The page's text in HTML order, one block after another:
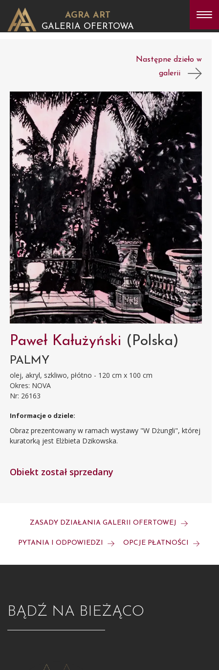
AGRA ART
GALERIA OFERTOWA
Następne dzieło w
galerii
Paweł Kałużyński (Polska)
PALMY
olej, akryl, szkliwo, płótno - 120 cm x 100 cm
Okres: NOVA
Nr: 26163
Informacje o dziele:
Obraz prezentowany w ramach wystawy "W Dżungli", której
kuratorką jest Elżbieta Dzikowska.
Obiekt został sprzedany
ZASADY DZIAŁANIA GALERII OFERTOWEJ
PYTANIA I ODPOWIEDZI OPCJE PŁATNOŚCI
BĄDŹ NA BIEŻĄCO